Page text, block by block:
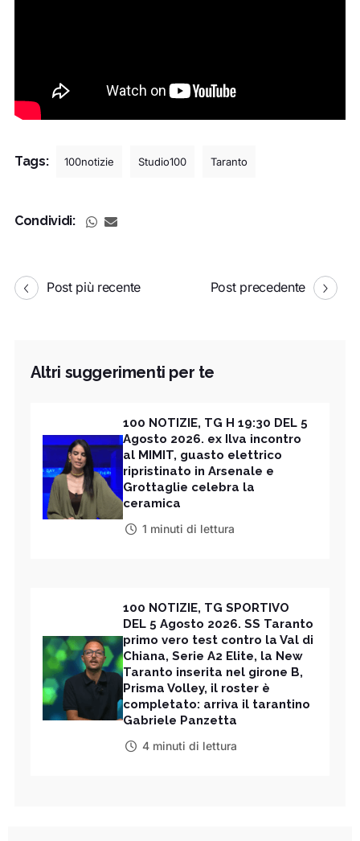
Tags: 100notizie Studio100 Taranto
Condividi:
Post più recente Post precedente
Altri suggerimenti per te
100 NOTIZIE, TG H 19:30 DEL 5
Agosto 2026. ex Ilva incontro
al MIMIT, guasto elettrico
ripristinato in Arsenale e
Grottaglie celebra la
ceramica
1 minuti di lettura
100 NOTIZIE, TG SPORTIVO
DEL 5 Agosto 2026. SS Taranto
primo vero test contro la Val di
Chiana, Serie A2 Elite, la New
Taranto inserita nel girone B,
Prisma Volley, il roster è
completato: arriva il tarantino
Gabriele Panzetta
4 minuti di lettura